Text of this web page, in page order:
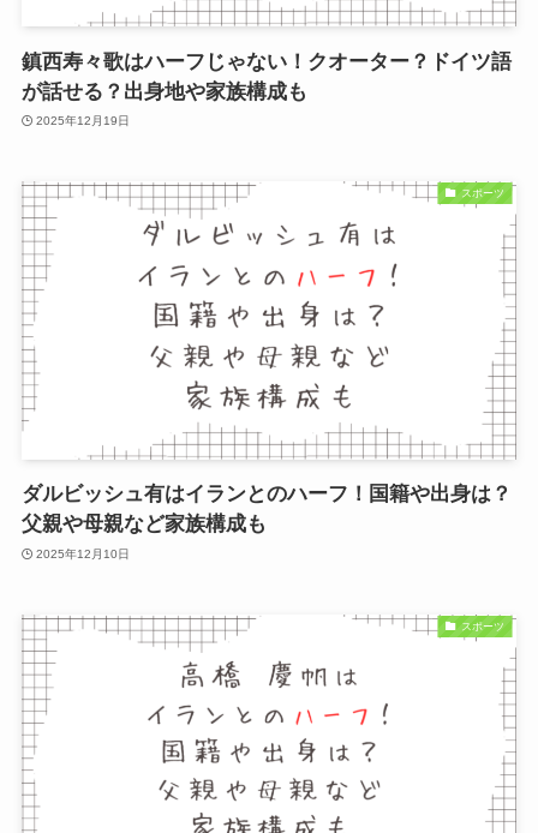
鎮西寿々歌はハーフじゃない！クオーター？ドイツ語
が話せる？出身地や家族構成も
2025年12月19日
スポーツ
ダルビッシュ有はイランとのハーフ！国籍や出身は？
父親や母親など家族構成も
2025年12月10日
スポーツ